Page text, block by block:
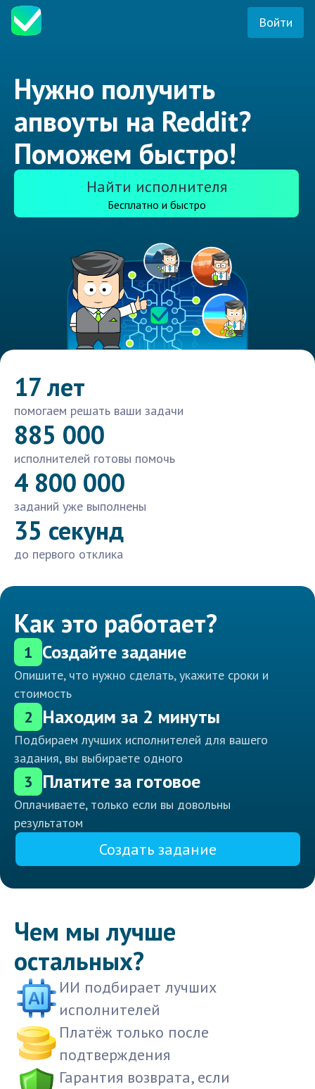
Войти
Нужно получить
апвоуты на Reddit?
Поможем быстро!
Найти исполнителя
Бесплатно и быстро
17 лет
помогаем решать ваши задачи
885 000
исполнителей готовы помочь
4 800 000
заданий уже выполнены
35 секунд
до первого отклика
Как это работает?
1 Создайте задание
Опишите, что нужно сделать, укажите сроки и
стоимость
2 Находим за 2 минуты
Подбираем лучших исполнителей для вашего
задания, вы выбираете одного
3 Платите за готовое
Оплачиваете, только если вы довольны
результатом
Создать задание
Чем мы лучше
остальных?
ИИ подбирает лучших
исполнителей
Платёж только после
подтверждения
Гарантия возврата, если